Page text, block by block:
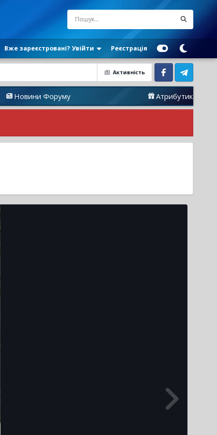
Вже зареєстровані? Увійти Реєстрація
Активність
Facebook Telegram
Форуму Атрибутика